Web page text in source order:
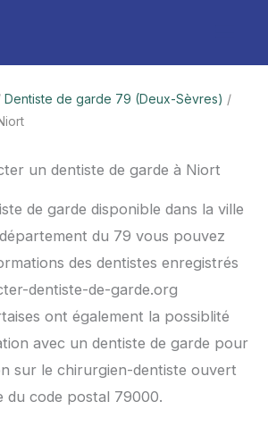
Dentiste de garde 79 (Deux-Sèvres) /
un dentiste de garde à Niort
de garde disponible dans la ville
du 79 vous pouvez
des dentistes enregistrés
dentiste-de-garde.org
ont également la possiblité
avec un dentiste de garde pour
sur le chirurgien-dentiste ouvert
du code postal 79000.